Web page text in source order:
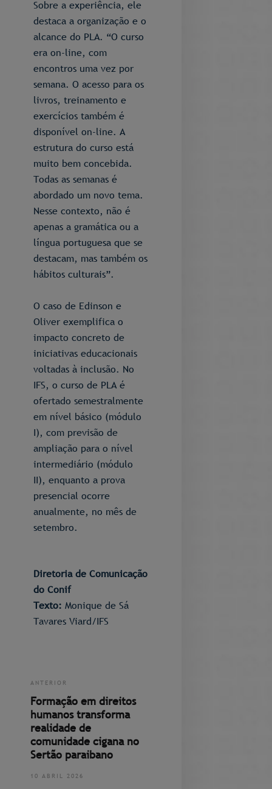
Sobre a experiência, ele
destaca a organização e o
alcance do PLA. “O curso
era on-line, com
encontros uma vez por
semana. O acesso para os
livros, treinamento e
exercícios também é
disponível on-line. A
estrutura do curso está
muito bem concebida.
Todas as semanas é
abordado um novo tema.
Nesse contexto, não é
apenas a gramática ou a
língua portuguesa que se
destacam, mas também os
hábitos culturais”.
O caso de Edinson e
Oliver exemplifica o
impacto concreto de
iniciativas educacionais
voltadas à inclusão. No
IFS, o curso de PLA é
ofertado semestralmente
em nível básico (módulo
I), com previsão de
ampliação para o nível
intermediário (módulo
II), enquanto a prova
presencial ocorre
anualmente, no mês de
setembro.
Diretoria de Comunicação
do Conif
Texto: Monique de Sá
Tavares Viard/IFS
ANTERIOR
Formação em direitos
humanos transforma
realidade de
comunidade cigana no
Sertão paraibano
10 ABRIL 2026